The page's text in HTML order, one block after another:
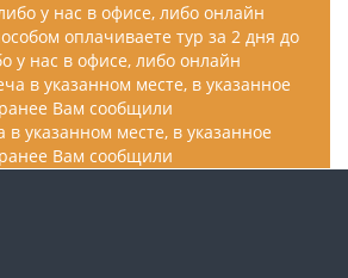
оплачиваете тур за 2 дня до
у нас в офисе, либо онлайн
в указанном месте, в указанное
Вам сообщили